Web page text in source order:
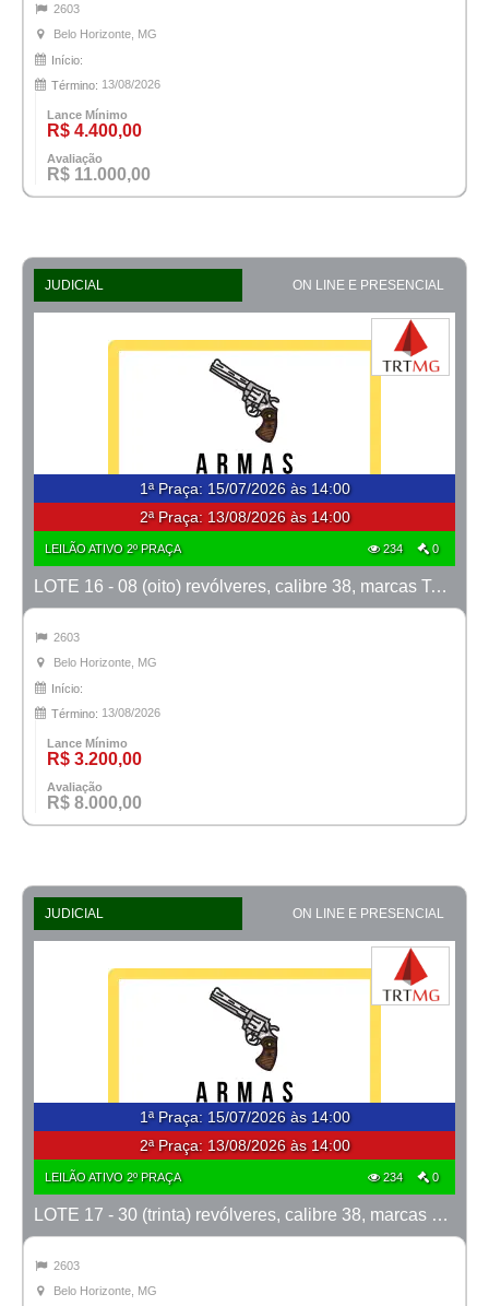
2603
Belo Horizonte, MG
Início:
Término: 13/08/2026
Lance Mínimo
R$ 4.400,00
Avaliação
R$ 11.000,00
JUDICIAL ON LINE E PRESENCIAL
1ª Praça: 15/07/2026 às 14:00
2ª Praça: 13/08/2026 às 14:00
LEILÃO ATIVO 2º PRAÇA 234 0
LOTE 16 - 08 (oito) revólveres, calibre 38, marcas Taurus e Rossi
2603
Belo Horizonte, MG
Início:
Término: 13/08/2026
Lance Mínimo
R$ 3.200,00
Avaliação
R$ 8.000,00
JUDICIAL ON LINE E PRESENCIAL
1ª Praça: 15/07/2026 às 14:00
2ª Praça: 13/08/2026 às 14:00
LEILÃO ATIVO 2º PRAÇA 234 0
LOTE 17 - 30 (trinta) revólveres, calibre 38, marcas Taurus e Rossi
2603
Belo Horizonte, MG